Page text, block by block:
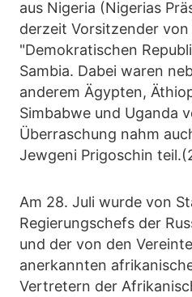
aus Nigeria (Nigerias
derzeit Vorsitzender von
"Demokratischen
Sambia. Dabei waren
anderem Ägypten,
Simbabwe und Uganda
Überraschung nahm
Jewgeni Prigoschin
Am 28. Juli wurde von
Regierungschefs der
und der von den
anerkannten
Vertretern der